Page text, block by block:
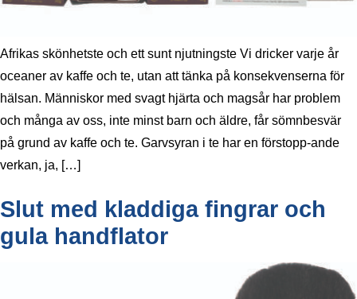
Afrikas skönhetste och ett sunt njutningste Vi dricker varje år
oceaner av kaffe och te, utan att tänka på konsekvenserna för
hälsan. Människor med svagt hjärta och magsår har problem
och många av oss, inte minst barn och äldre, får sömnbesvär
på grund av kaffe och te. Garvsyran i te har en förstopp-ande
verkan, ja, […]
Slut med kladdiga fingrar och
gula handflator